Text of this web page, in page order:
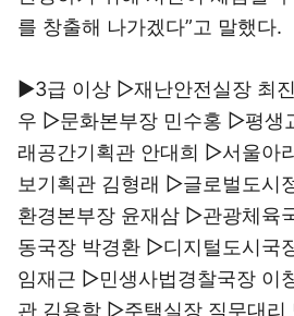
를 창출해 나가겠다”고 말했다.
▶3급 이상 ▷재난안전실장 최
우 ▷문화본부장 민수홍 ▷평생
래공간기획관 안대희 ▷서울아
보기획관 김형래 ▷글로벌도시
환경본부장 윤재삼 ▷관광체육
동국장 박경환 ▷디지털도시국
임재근 ▷민생사법경찰국장 이
관 김용학 ▷주택실장 직무대